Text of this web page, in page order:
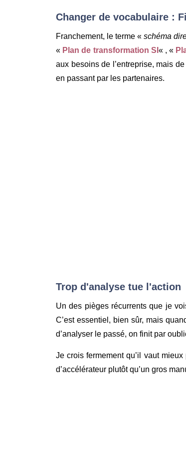
Changer de vocabulaire :
Franchement, le terme «schéma
« Plan de transformation SI « , «
aux besoins de l’entreprise, mais
en passant par les partenaires.
Trop d'analyse tue l'action
Un des pièges récurrents que je
C’est essentiel, bien sûr, mais
d’analyser le passé, on finit par
Je crois fermement qu’il vaut
d’accélérateur plutôt qu’un gros